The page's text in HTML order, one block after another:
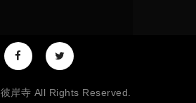
岸寺 All Rights Reserved.